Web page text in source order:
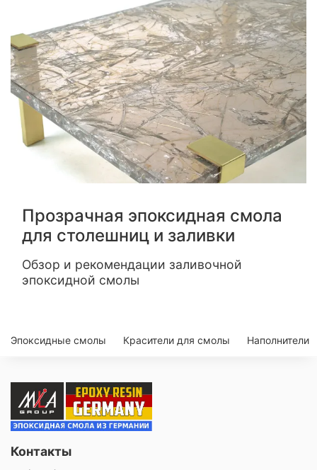
Прозрачная эпоксидная смола
для столешниц и заливки
Обзор и рекомендации заливочной
эпоксидной смолы
Эпоксидные смолы Красители для смолы Наполнители
Контакты